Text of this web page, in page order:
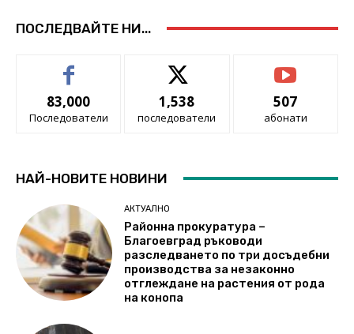
ПОСЛЕДВАЙТЕ НИ...
83,000
Последователи
1,538
последователи
507
абонати
НАЙ-НОВИТЕ НОВИНИ
АКТУАЛНО
Районна прокуратура –
Благоевград ръководи
разследването по три досъдебни
производства за незаконно
отглеждане на растения от рода
на конопа